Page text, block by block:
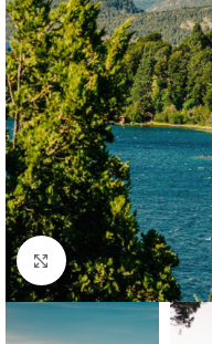
Haga clic para ampliar